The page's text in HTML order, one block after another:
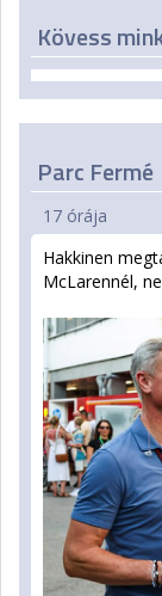
Kövess
Parc Fermé
17 órája
Hakkinen
McLarennél,